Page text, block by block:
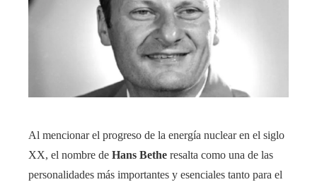
Al mencionar el progreso de la energía nuclear en el siglo
XX, el nombre de Hans Bethe resalta como una de las
personalidades más importantes y esenciales tanto para el